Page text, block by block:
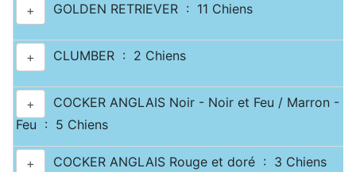
+ GOLDEN RETRIEVER : 11 Chiens
+ CLUMBER : 2 Chiens
+
COCKER ANGLAIS Noir - Noir et Feu / Marron -
Feu : 5 Chiens
+ COCKER ANGLAIS Rouge et doré : 3 Chiens